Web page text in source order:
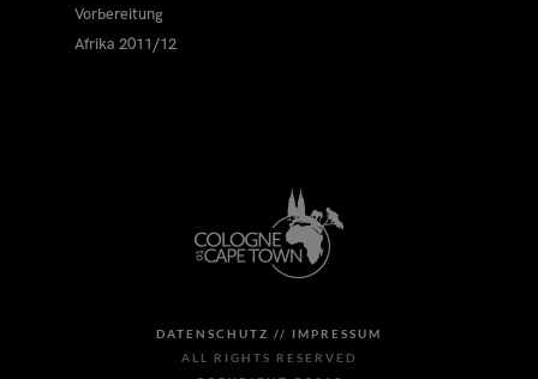
Vorbereitung
Afrika 2011/12
DATENSCHUTZ // IMPRESSUM
ALL RIGHTS RESERVED